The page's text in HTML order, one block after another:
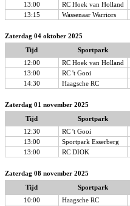
13:00
RC Hoek van Holland
13:15
Wassenaar Warriors
Zaterdag 04 oktober 2025
Tijd
Sportpark
12:00
RC Hoek van Holland
13:00
RC 't Gooi
14:30
Haagsche RC
Zaterdag 01 november 2025
Tijd
Sportpark
12:30
RC 't Gooi
13:00
Sportpark Esserberg
13:00
RC DIOK
Zaterdag 08 november 2025
Tijd
Sportpark
10:00
Haagsche RC